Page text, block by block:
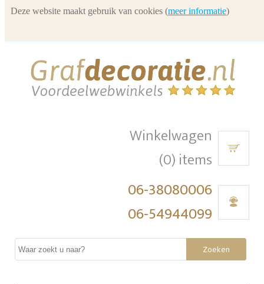
Winkelwagen
(0) items
06-38080006
06-54944099
Zoeken
Deze website maakt gebruik van cookies (meer informatie)